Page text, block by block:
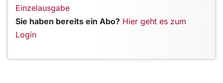
Einzelausgabe
Sie haben bereits ein Abo? Hier geht es zum
Login